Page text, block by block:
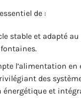
de :
stable et adapté
l’alimentation en
des
et